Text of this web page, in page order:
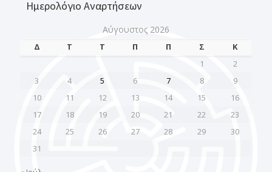
Ημερολόγιο Αναρτήσεων
Αύγουστος 2026
Δ Τ Τ Π Π Σ
Κ
1
2
3
4 5 6 7 8
9
10
11 12 13 14 15
16
17
18 19 20 21 22
23
24
25 26 27 28 29
30
31